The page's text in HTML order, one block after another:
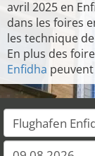
avril 2025 en
dans les foires
les technique
En plus des
Enfidha